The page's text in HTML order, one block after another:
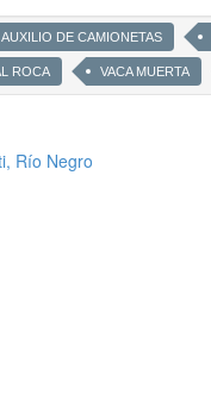
AUXILIO DE CAMIONETAS
ROCA VACA MUERTA